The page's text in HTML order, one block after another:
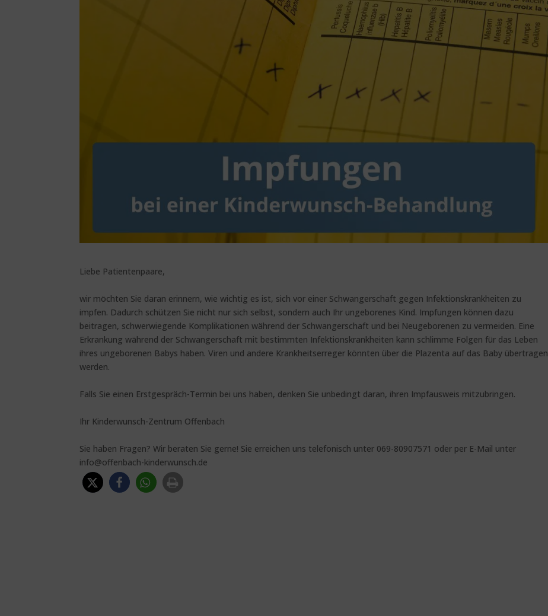
Liebe Patientenpaare,
wir möchten Sie daran erinnern, wie wichtig es ist, sich vor einer Schwangerschaft gegen Infektionskrankheiten zu
impfen. Dadurch schützen Sie nicht nur sich selbst, sondern auch Ihr ungeborenes Kind. Impfungen können dazu
beitragen, schwerwiegende Komplikationen während der Schwangerschaft und bei Neugeborenen zu vermeiden. Eine
Erkrankung während der Schwangerschaft mit bestimmten Infektionskrankheiten kann schlimme Folgen für das Leben
ihres ungeborenen Babys haben. Viren und andere Krankheitserreger könnten über die Plazenta auf das Baby übertragen
werden.
Falls Sie einen Erstgespräch-Termin bei uns haben, denken Sie unbedingt daran, ihren Impfausweis mitzubringen.
Ihr Kinderwunsch-Zentrum Offenbach
Sie haben Fragen? Wir beraten Sie gerne! Sie erreichen uns telefonisch unter 069-80907571 oder per E-Mail unter
info@offenbach-kinderwunsch.de